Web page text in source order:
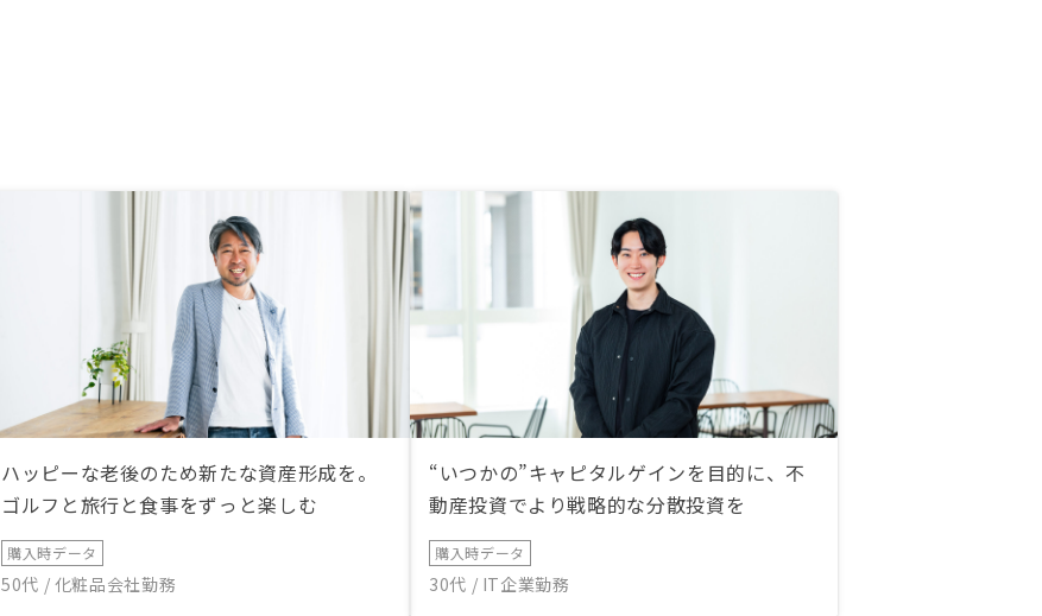
性が高まると良い
ハッピーな老後のため新たな資産形成を。
ゴルフと旅行と食事をずっと楽しむ
購入時データ
50代 / 化粧品会社勤務
“いつかの”キャピタルゲインを目的に、不
動産投資でより戦略的な分散投資を
購入時データ
30代 / IT企業勤務